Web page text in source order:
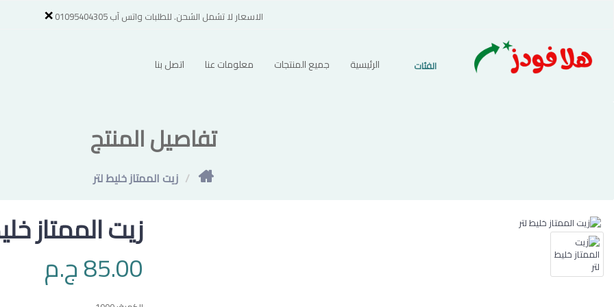
الاسعار لا تشمل الشحن. للطلبات واتس آب 01095404305 ×
الفئات الرئيسية جميع المنتجات معلومات عنا اتصل بنا
تفاصيل المنتج
زيت الممتاز خليط لتر
زيت الممتاز
85.00 ج.م